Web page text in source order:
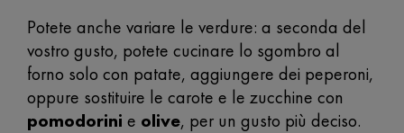
Potete anche variare le verdure: a seconda del
vostro gusto, potete cucinare lo sgombro al
forno solo con patate, aggiungere dei peperoni,
oppure sostituire le carote e le zucchine con
pomodorini e olive, per un gusto più deciso.